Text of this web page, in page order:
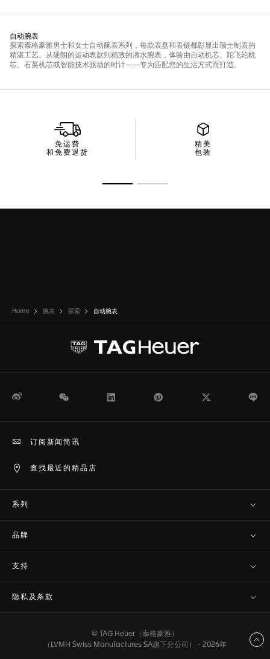
免运费
和免费退货
精美
包装
Home 腕表 探索 自动腕表
微博 WeChat Pinterest
查找最近的精品店
订阅新闻简讯
系列
品牌
支持
隐私及条款
© TAG Heuer（泰格豪雅）
（LVMH Swiss Manufactures SA旗下分公司） - 2026年
返回顶部